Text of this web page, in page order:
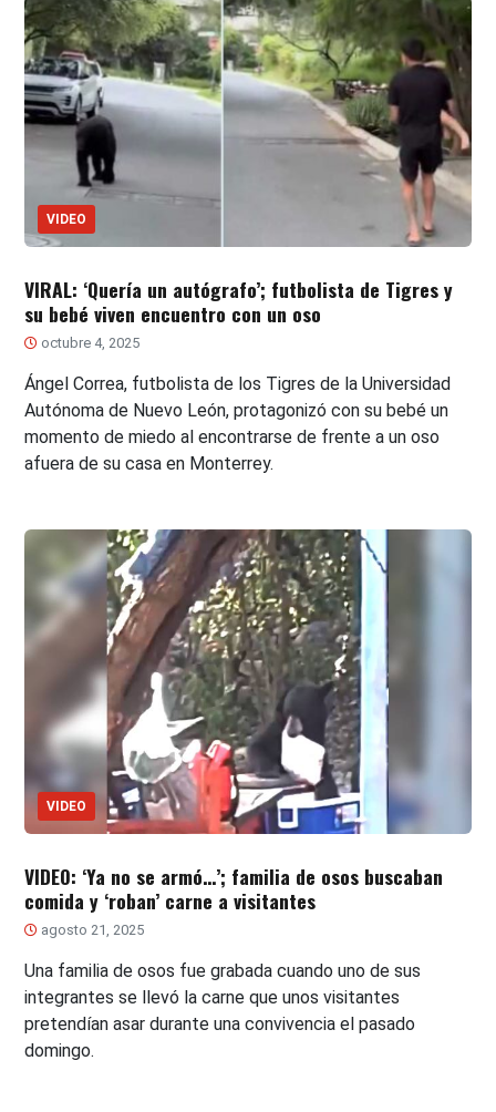
VIDEO
VIRAL: ‘Quería un autógrafo’; futbolista de Tigres y
su bebé viven encuentro con un oso
octubre 4, 2025
Ángel Correa, futbolista de los Tigres de la Universidad
Autónoma de Nuevo León, protagonizó con su bebé un
momento de miedo al encontrarse de frente a un oso
afuera de su casa en Monterrey.
VIDEO
VIDEO: ‘Ya no se armó…’; familia de osos buscaban
comida y ‘roban’ carne a visitantes
agosto 21, 2025
Una familia de osos fue grabada cuando uno de sus
integrantes se llevó la carne que unos visitantes
pretendían asar durante una convivencia el pasado
domingo.